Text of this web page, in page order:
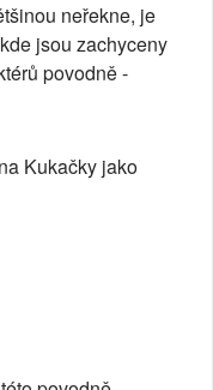
neřekne, je
jsou zachyceny
povodně -
Kukačky jako